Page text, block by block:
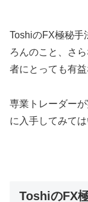
ToshiのFX極秘手
ろんのこと、さ
者にとっても有益
専業トレーダー
に入手してみて
ToshiのFX